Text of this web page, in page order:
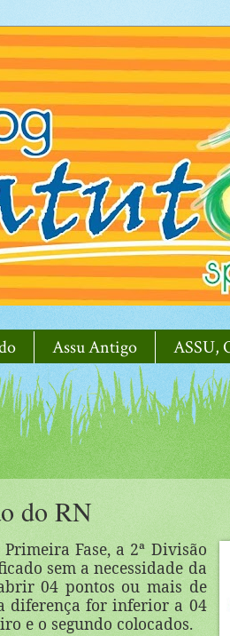
Assu Antigo ASSU,
do RN
Fase, a 2ª Divisão
sem a necessidade da
04 pontos ou mais de
diferença for inferior a 04
e o segundo colocados.